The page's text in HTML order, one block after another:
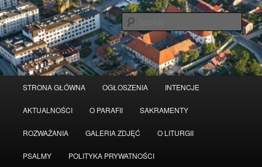
Przeskocz
do
tekstu
STRONA GŁÓWNA OGŁOSZENIA INTENCJE
AKTUALNOŚCI O PARAFII SAKRAMENTY
ROZWAŻANIA GALERIA ZDJĘĆ O LITURGII
PSALMY POLITYKA PRYWATNOŚCI
Serwis wykorzystuje pliki Cookies Czytaj więcej odrzuć